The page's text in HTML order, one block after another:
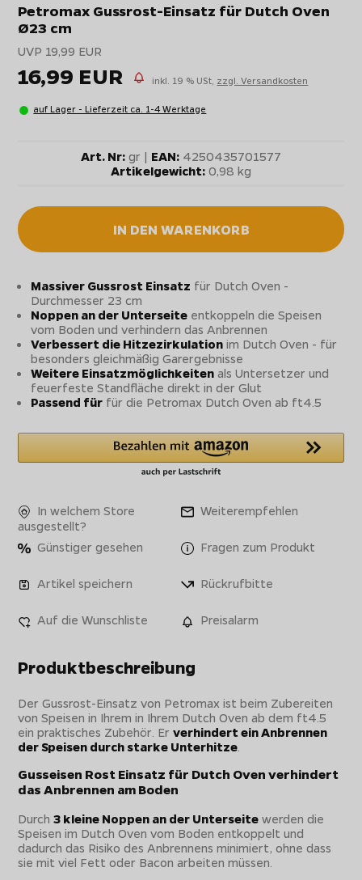
Petromax Gussrost-Einsatz für Dutch Oven
Ø23 cm
UVP 19,99 EUR
16,99 EUR inkl. 19 % USt, zzgl. Versandkosten
auf Lager - Lieferzeit ca. 1-4 Werktage
Art. Nr: gr | EAN: 4250435701577
Artikelgewicht: 0,98 kg
IN DEN WARENKORB
Massiver Gussrost Einsatz für Dutch Oven -
Durchmesser 23 cm
Noppen an der Unterseite entkoppeln die Speisen
vom Boden und verhindern das Anbrennen
Verbessert die Hitzezirkulation im Dutch Oven - für
besonders gleichmäßig Garergebnisse
Weitere Einsatzmöglichkeiten als Untersetzer und
feuerfeste Standfläche direkt in der Glut
Passend für für die Petromax Dutch Oven ab ft4.5
In welchem Store
ausgestellt?
Weiterempfehlen
Günstiger gesehen Fragen zum Produkt
Artikel speichern Rückrufbitte
Auf die Wunschliste Preisalarm
Produktbeschreibung
Der Gussrost-Einsatz von Petromax ist beim Zubereiten
von Speisen in Ihrem in Ihrem Dutch Oven ab dem ft4.5
ein praktisches Zubehör. Erverhindert ein Anbrennen
der Speisen durch starke Unterhitze
Gusseisen Rost Einsatz für Dutch Oven verhindert
das Anbrennen am Boden
Durch3 kleine Noppen an der Unterseite werden die
Speisen im Dutch Oven vom Boden entkoppelt und
dadurch das Risiko des Anbrennens minimiert, ohne dass
sie mit viel Fett oder Bacon arbeiten müssen.